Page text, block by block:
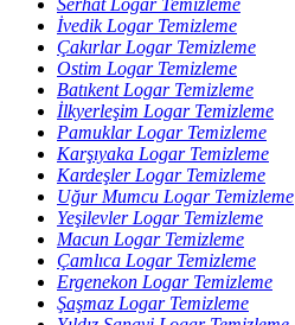
Serhat Logar Temizleme
İvedik Logar Temizleme
Çakırlar Logar Temizleme
Ostim Logar Temizleme
Batıkent Logar Temizleme
İlkyerleşim Logar Temizleme
Pamuklar Logar Temizleme
Karşıyaka Logar Temizleme
Kardeşler Logar Temizleme
Uğur Mumcu Logar Temizleme
Yeşilevler Logar Temizleme
Macun Logar Temizleme
Çamlıca Logar Temizleme
Ergenekon Logar Temizleme
Şaşmaz Logar Temizleme